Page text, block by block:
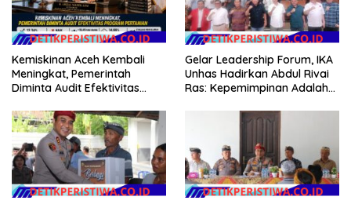
Kemiskinan Aceh Kembali
Meningkat, Pemerintah
Diminta Audit Efektivitas
Gelar Leadership Forum, IKA
Unhas Hadirkan Abdul Rivai
Ras: Kepemimpinan Adalah